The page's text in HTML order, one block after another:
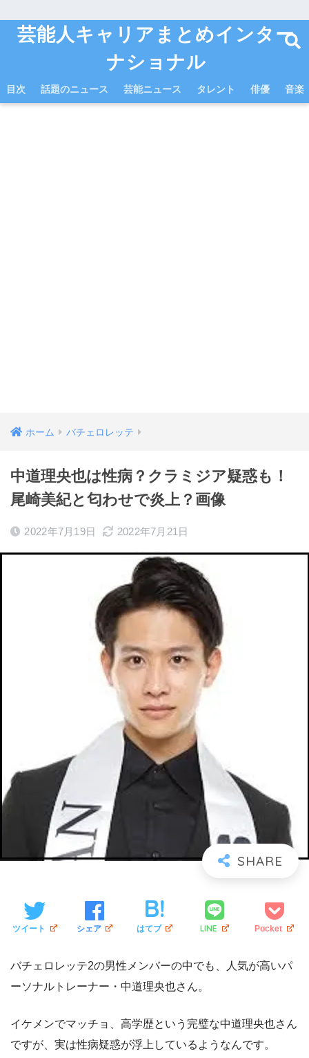
芸能人キャリアまとめインター
ナショナル
目次 話題のニュース 芸能ニュース タレント 俳優 音楽
ホーム バチェロレッテ
中道理央也は性病？クラミジア疑惑も！
尾崎美紀と匂わせで炎上？画像
2022年7月19日 2022年7月21日
ツイート シェア はてブ LINE Pocket
バチェロレッテ2の男性メンバーの中でも、人気が高いパ
ーソナルトレーナー・中道理央也さん。
イケメンでマッチョ、高学歴という完璧な中道理央也さん
ですが、実は性病疑惑が浮上しているようなんです。